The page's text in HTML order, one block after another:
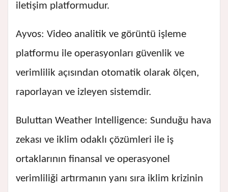
iletişim platformudur.
Ayvos: Video analitik ve görüntü işleme
platformu ile operasyonları güvenlik ve
verimlilik açısından otomatik olarak ölçen,
raporlayan ve izleyen sistemdir.
Buluttan Weather Intelligence: Sunduğu hava
zekası ve iklim odaklı çözümleri ile iş
ortaklarının finansal ve operasyonel
verimliliği artırmanın yanı sıra iklim krizinin